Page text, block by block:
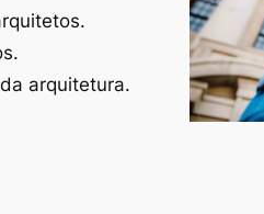
arquitetura.